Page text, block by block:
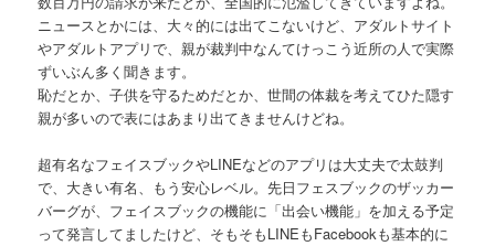
ニュースとかには、大々的には出てこないけど、アダルトサイト
やアダルトアプリで、親が裁判中なんてけっこう近所の人で実際
ずいぶん多く聞きます。
恥だとか、子供を守るためだとか、世間の体裁を考えてひた隠す
親が多いので表にはあまり出てきませんけどね。
超有名なフェイスブックやLINEなどのアプリは大丈夫で太鼓判
で、大きい有名、もう安心レベル。先日フェスブックのザッカー
バーグが、フェイスブックの機能に「出会い機能」を加える予定
って発言してましたけど、そもそもLINEもFacebookも基本的に